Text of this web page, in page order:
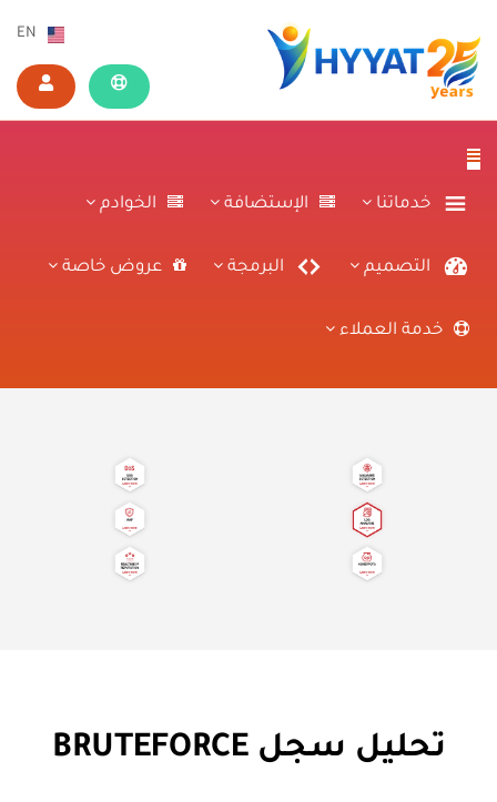
EN
خدماتنا الإستضافة الخوادم
التصميم البرمجة عروض خاصة
خدمة العملاء
تحليل سجل BRUTEFORCE